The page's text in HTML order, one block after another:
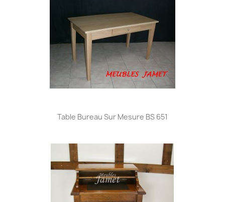
Table Bureau Sur Mesure BS 651